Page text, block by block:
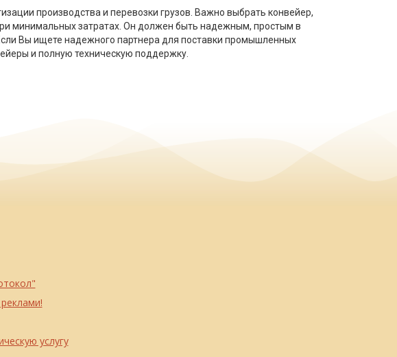
производства и перевозки грузов. Важно выбрать конвейер,
минимальных затратах. Он должен быть надежным, простым в
Вы ищете надежного партнера для поставки промышленных
и полную техническую поддержку.
услугу